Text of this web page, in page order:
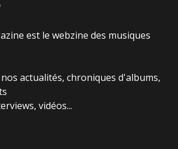
est le webzine des musiques
actualités, chroniques d'albums,
vidéos...